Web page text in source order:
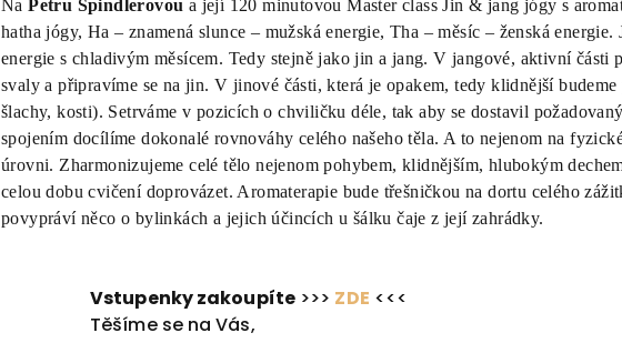
Na Petru Špindlerovou a její 120 minutovou Master class Jin & jang jógy s
hatha jógy, Ha – znamená slunce – mužská energie, Tha – měsíc – ženská
energie s chladivým měsícem. Tedy stejně jako jin a jang. V jangové, aktivní části
svaly a připravíme se na jin. V jinové části, která je opakem, tedy klidnější
šlachy, kosti). Setrváme v pozicích o chviličku déle, tak aby se dostavil
spojením docílíme dokonalé rovnováhy celého našeho těla. A to nejenom na
úrovni. Zharmonizujeme celé tělo nejenom pohybem, klidnějším, hlubokým
celou dobu cvičení doprovázet. Aromaterapie bude třešničkou na dortu celého
povypráví něco o bylinkách a jejich účincích u šálku čaje z její zahrádky.
Vstupenky zakoupíte>>> ZDE <<<
Těšíme se na Vás,